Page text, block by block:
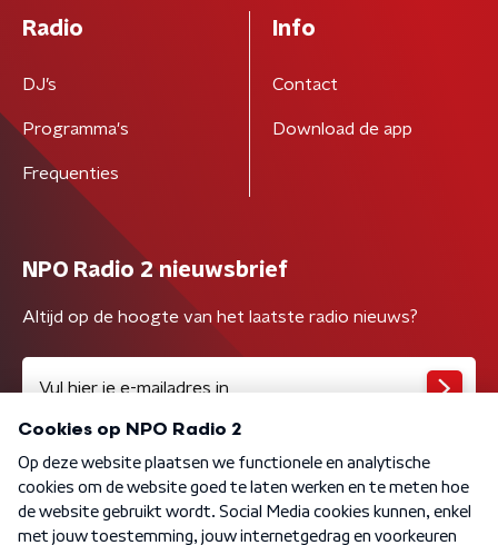
Radio
DJ’s
Programma's
Frequenties
Info
Contact
Download de app
NPO Radio 2 nieuwsbrief
Altijd op de hoogte van het laatste radio nieuws?
Algemene voorwaarden